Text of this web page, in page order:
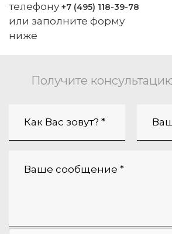
телефону +7 (495) 118-39-78
или заполните форму
ниже
Получите